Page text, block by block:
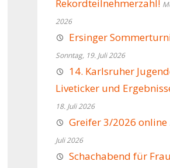
Rekordteilnehmerzahl!
2026
Ersinger
Sonntag, 19. Juli 2026
14. Karlsruher
Liveticker und
18. Juli 2026
Greifer 3/2026 online
Juli 2026
Schachabend für